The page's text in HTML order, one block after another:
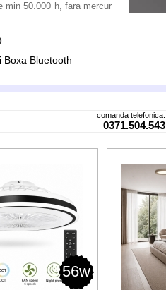
min 50.000 h, fara mercur
Boxa Bluetooth
comanda telefonica:
0371.504.543
56w